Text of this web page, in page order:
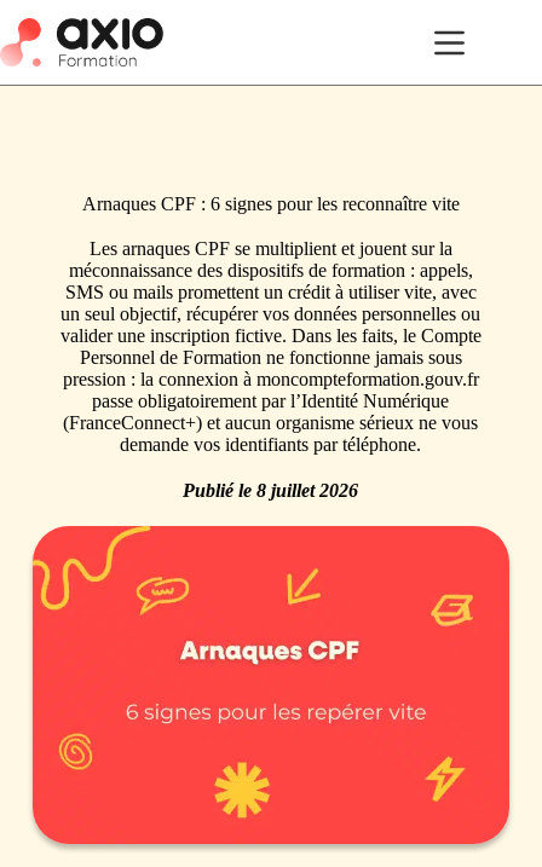
Arnaques CPF : 6 signes pour les reconnaître vite
Les arnaques CPF se multiplient et jouent sur la
méconnaissance des dispositifs de formation : appels,
SMS ou mails promettent un crédit à utiliser vite, avec
un seul objectif, récupérer vos données personnelles ou
valider une inscription fictive. Dans les faits, le Compte
Personnel de Formation ne fonctionne jamais sous
pression : la connexion à moncompteformation.gouv.fr
passe obligatoirement par l’Identité Numérique
(FranceConnect+) et aucun organisme sérieux ne vous
demande vos identifiants par téléphone.
Publié le8 juillet 2026